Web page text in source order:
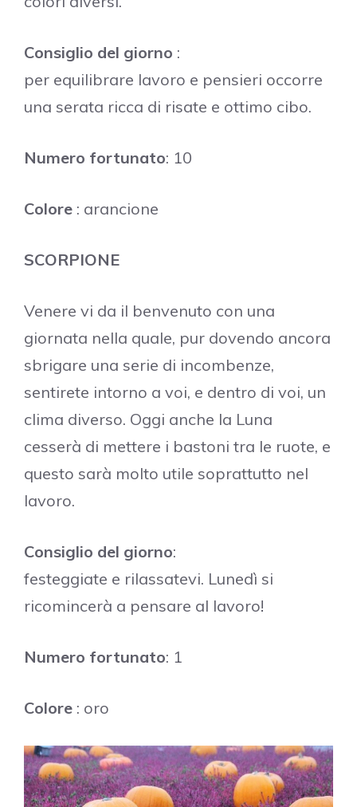
Consiglio del giorno :
per equilibrare lavoro e pensieri occorre
una serata ricca di risate e ottimo cibo.
Numero fortunato: 10
Colore : arancione
SCORPIONE
Venere vi da il benvenuto con una
giornata nella quale, pur dovendo ancora
sbrigare una serie di incombenze,
sentirete intorno a voi, e dentro di voi, un
clima diverso. Oggi anche la Luna
cesserà di mettere i bastoni tra le ruote, e
questo sarà molto utile soprattutto nel
lavoro.
Consiglio del giorno:
festeggiate e rilassatevi. Lunedì si
ricomincerà a pensare al lavoro!
Numero fortunato: 1
Colore : oro